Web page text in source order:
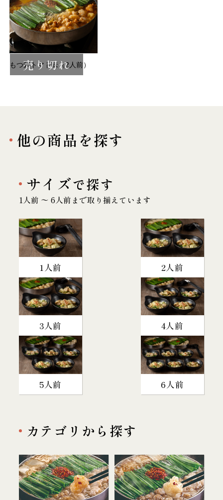
売り切れ
もつ鍋トマト味（2人前）
他の商品を探す
サイズで探す
1人前 〜 6人前まで取り揃えています
1人前 2人前
3人前 4人前
5人前 6人前
カテゴリから探す